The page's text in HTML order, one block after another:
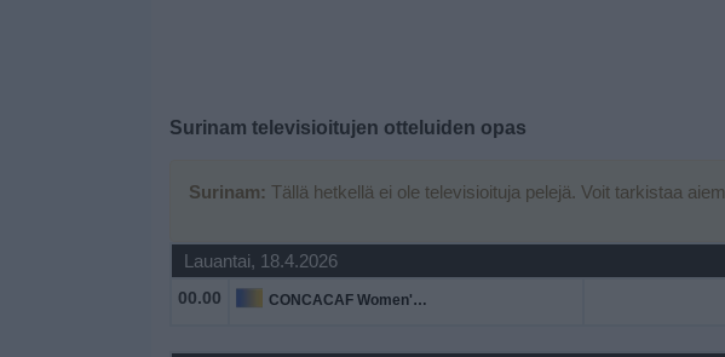
Surinam televisioitujen otteluiden opas
Surinam: Tällä hetkellä ei ole televisioituja pelejä. Voit tarkistaa
Lauantai, 18.4.2026
00.00 CONCACAF Women's Championship